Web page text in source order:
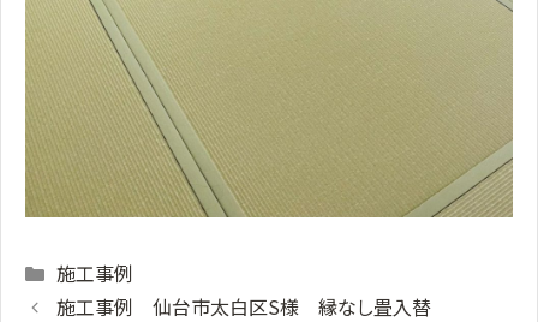
Categories
施工事例
施工事例 仙台市太白区S様 縁なし畳入替